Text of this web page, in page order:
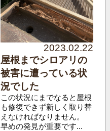
2023.02.22
屋根までシロアリの
被害に遭っている状
況でした
この状況にまでなると屋根
も修復できず新しく取り替
えなければなりません。
早めの発見が重要です...